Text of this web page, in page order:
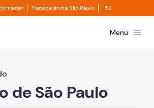
principal
Divisor de acesso à informação
Transparência São Paulo Divisor de
156
de São PauloMenu menu
de São Paulo